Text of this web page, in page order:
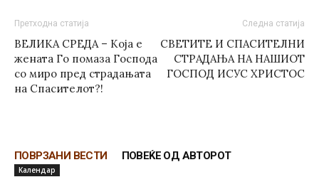
Претходна статија
ВЕЛИКА СРЕДА – Која е
жената Го помаза Господа
со миро пред страдањата
на Спасителот?!
Следна статија
СВЕТИТЕ И СПАСИТЕЛНИ
СТРАДАЊА НА НАШИОТ
ГОСПОД ИСУС ХРИСТОС
ПОВРЗАНИ ВЕСТИ ПОВЕЌЕ ОД АВТОРОТ
Kалендар